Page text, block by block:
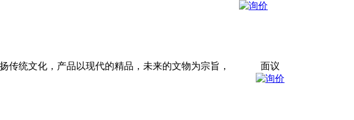
统文化，产品以现代的精品，未来的文物为宗旨，
面议